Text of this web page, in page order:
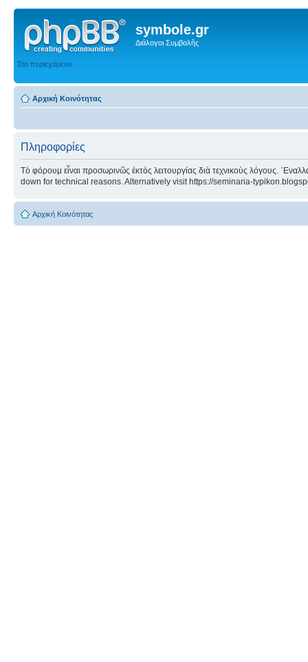
symbole.gr
Διάλογοι Συμβολῆς
Στο περιεχόμενο
Αρχική Κοινότητας
Πληροφορίες
Τὸ φόρουμ εἶναι προσωρινῶς ἐκτὸς λειτουργίας διὰ τεχνικοὺς λόγους.
down for technical reasons. Alternatively visit https://seminaria-
Αρχική Κοινότητας